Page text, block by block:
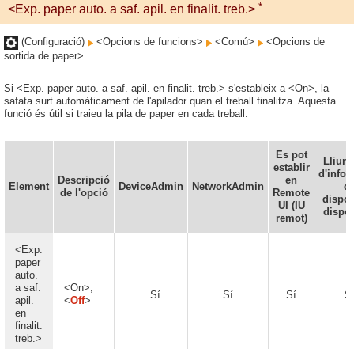
<Exp. paper auto. a saf. apil. en finalit. treb.> *
(Configuració) <Opcions de funcions> <Comú>
<Opcions de
sortida de paper>
Si <Exp. paper auto. a saf. apil. en finalit. treb.> s'estableix a <On>, la
safata surt automàticament de l'apilador quan el treball finalitza. Aquesta
funció és útil si traieu la pila de paper en cada treball.
Element
Descripció
de l'opció
DeviceAdmin NetworkAdmin
Es pot
establir
en
Remote
UI (IU
remot)
<Exp.
paper
auto.
a saf.
apil.
en
finalit.
treb.>
<On>,
<Off> Sí Sí Sí Sí